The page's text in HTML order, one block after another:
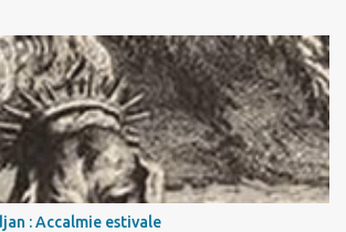
le président Erdoğan, et pour certains sur la
lui-même.
: Accalmie estivale